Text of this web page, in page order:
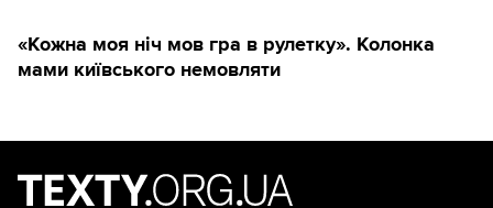
«Кожна моя ніч мов гра в рулетку». Колонка
мами київського немовляти